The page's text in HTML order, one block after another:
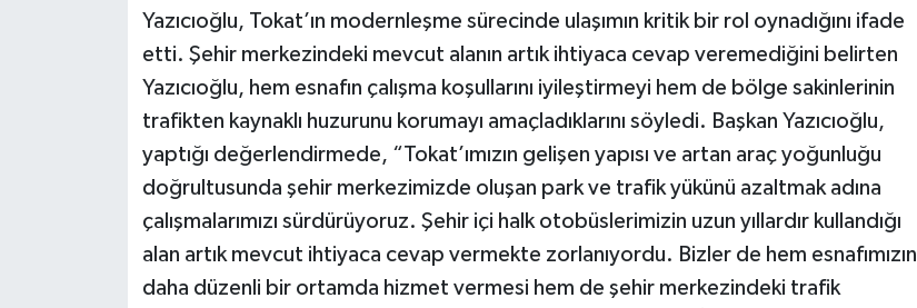
Yazıcıoğlu, Tokat’ın modernleşme sürecinde ulaşımın kritik bir rol oynadığını ifade
etti. Şehir merkezindeki mevcut alanın artık ihtiyaca cevap veremediğini belirten
Yazıcıoğlu, hem esnafın çalışma koşullarını iyileştirmeyi hem de bölge sakinlerinin
trafikten kaynaklı huzurunu korumayı amaçladıklarını söyledi. Başkan Yazıcıoğlu,
yaptığı değerlendirmede, “Tokat’ımızın gelişen yapısı ve artan araç yoğunluğu
doğrultusunda şehir merkezimizde oluşan park ve trafik yükünü azaltmak adına
çalışmalarımızı sürdürüyoruz. Şehir içi halk otobüslerimizin uzun yıllardır kullandığı
alan artık mevcut ihtiyaca cevap vermekte zorlanıyordu. Bizler de hem esnafımızın
daha düzenli bir ortamda hizmet vermesi hem de şehir merkezindeki trafik